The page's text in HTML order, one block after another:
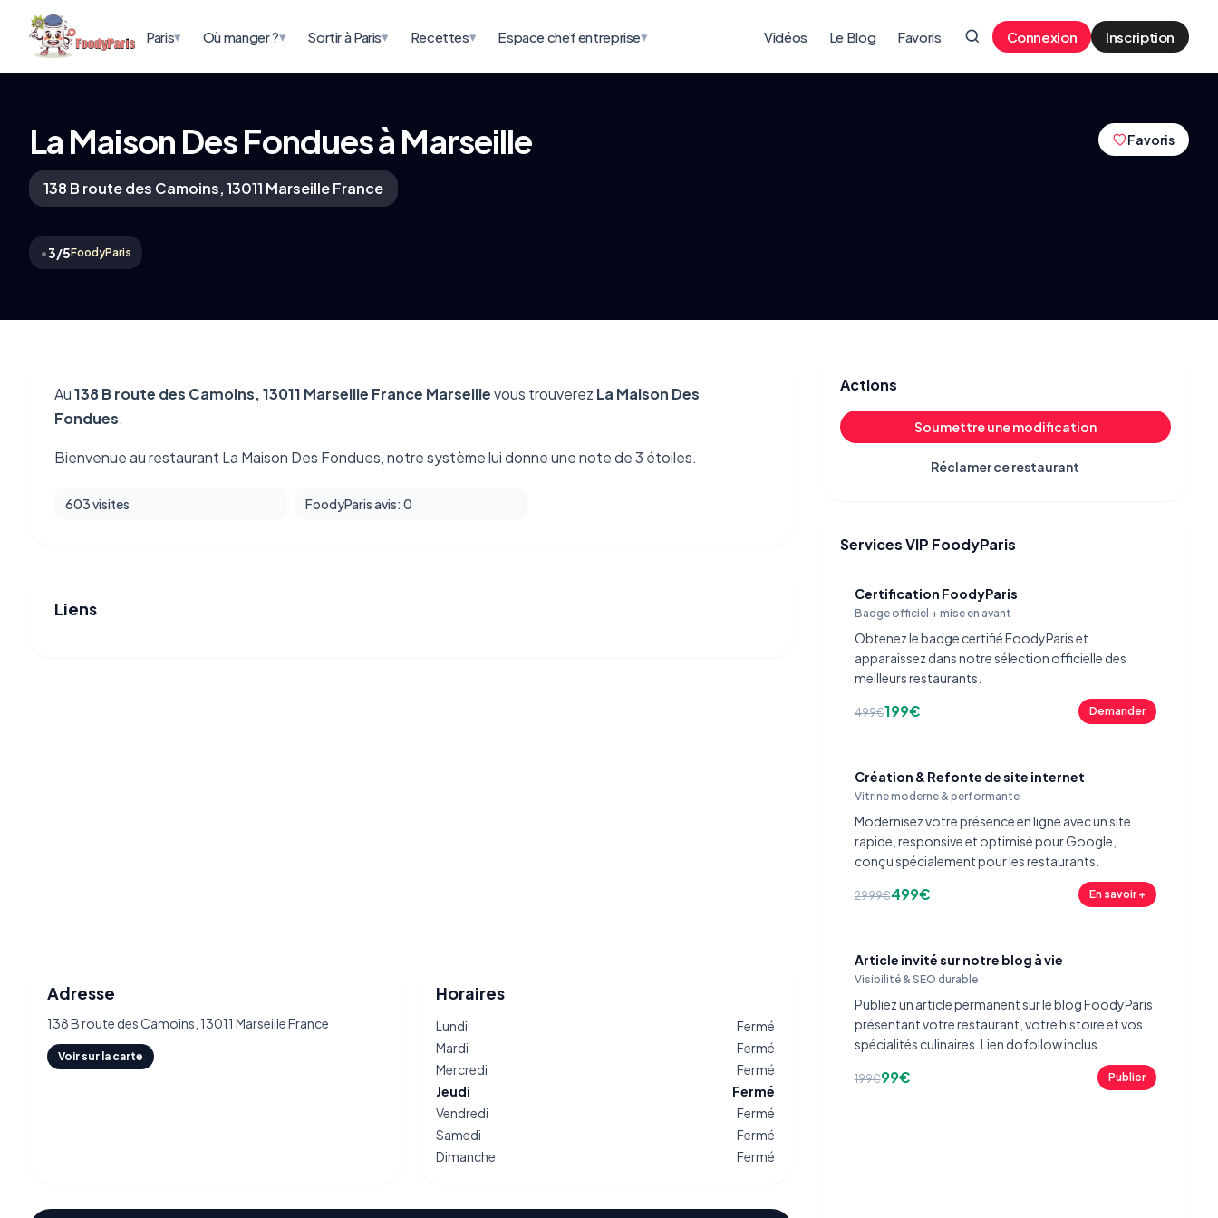
Paris▾ Où manger ?▾ Sortir à Paris▾ Recettes▾ Espace chef entreprise▾ Vidéos Le Blog Favoris Connexion Inscription
La Maison Des Fondues à Marseille
138 B route des Camoins, 13011 Marseille France
•3/5FoodyParis
Favoris
Au138 B route des Camoins, 13011 Marseille France Marseillevous trouverez La Maison Des
Fondues.
Bienvenue au restaurant La Maison Des Fondues, notre système lui donne une note de 3 étoiles.
603 visites FoodyParis avis: 0
Liens
Adresse
138 B route des Camoins, 13011 Marseille France
Voir sur la carte
Horaires
Lundi
Fermé
Mardi
Fermé
Mercredi
Fermé
Jeudi
Fermé
Vendredi
Fermé
Samedi
Fermé
Dimanche
Fermé
Actions
Soumettre une modification
Réclamer ce restaurant
Services VIP FoodyParis
Certification FoodyParis
Badge officiel + mise en avant
Obtenez le badge certifié FoodyParis et
apparaissez dans notre sélection officielle des
meilleurs restaurants.
499€199€ Demander
Création & Refonte de site internet
Vitrine moderne & performante
Modernisez votre présence en ligne avec un site
rapide, responsive et optimisé pour Google,
conçu spécialement pour les restaurants.
2999€499€ En savoir +
Article invité sur notre blog à vie
Visibilité & SEO durable
Publiez un article permanent sur le blog FoodyParis
présentant votre restaurant, votre histoire et vos
spécialités culinaires. Lien dofollow inclus.
199€99€ Publier